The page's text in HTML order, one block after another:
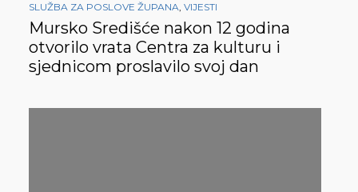
SLUŽBA ZA POSLOVE ŽUPANA, VIJESTI
Mursko Središće nakon 12 godina
otvorilo vrata Centra za kulturu i
sjednicom proslavilo svoj dan